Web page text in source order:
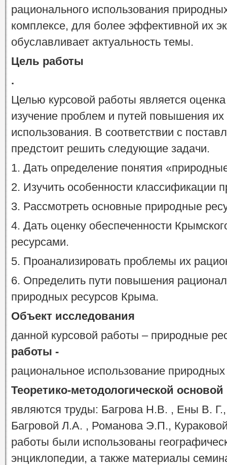
рационального использования
комплексе, для более эффективной их
обуславливает актуальность темы.
Цель работы
.
Целью курсовой работы является
изучение проблем и путей повышения их
использования. В соответствии с
предстоит решить следующие задачи.
1. Дать определение понятия
2. Изучить особенности классификации
3. Рассмотреть основные природные
4. Дать оценку обеспеченности
ресурсами.
5. Проанализировать проблемы их
6. Определить пути повышения
природных ресурсов Крыма.
Объект исследования
данной курсовой работы – природные
работы -
рациональное использование
Теоретико-методологической
являются труды: Багрова Н.В. , Ены В.
Багровой Л.А. , Романова Э.П.,
работы были использованы
энциклопедии, а также материалы